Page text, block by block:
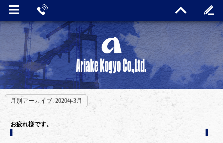
月別アーカイブ: 2020年3月
お疲れ様です。